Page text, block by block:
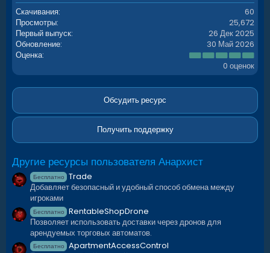
✦NPC не всегда везде респавнятся
✦Плагин использует встроенные
функции из RUST для обновления
монумента
Если вам понравился плагин —ставьте
лайки и пишите отзывы!
Присоединяйся к сообществу
Скачивания
60
Просмотры
25,672
Первый выпуск
26 Дек 2025
Обновление
30 Май 2026
Оценка
0
.
0
з
ё
з
0 оценок
Обсудить ресурс
Получить поддержку
Другие ресурсы пользователя Анархист
Бесплатно Trade
Добавляет безопасный и удобный способ обмена между
игроками
Бесплатно RentableShopDrone
Позволяет использовать доставки через дронов для
арендуемых торговых автоматов.
Бесплатно ApartmentAccessControl